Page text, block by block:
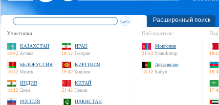
Расширенный поиск
Участники:
КАЗАХСТАН
19:42 Астана
ИРАН
18:12 Тегеран
БЕЛОРУССИЯ
16:42 Минск
КИРГИЗИЯ
19:42 Бишкек
ИНДИЯ
19:12 Дели
КИТАЙ
21:42 Пекин
РОССИЯ
ПАКИСТАН
Наблюдатели:
Монголия
21:42 Улан-Батор
Афганистан
18:12 Кабул